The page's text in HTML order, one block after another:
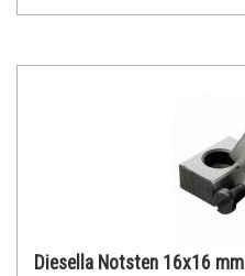
Diesella Notsten 16x16 mm